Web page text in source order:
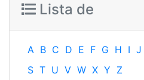
Lista de
A B C D E F G H I J
S T U V W X Y Z